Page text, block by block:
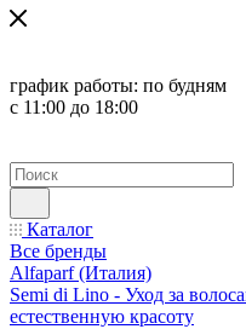
график работы: по будням
с 11:00 до 18:00
Каталог
Все бренды
Alfaparf (Италия)
Semi di Lino - Уход за
естественную красоту